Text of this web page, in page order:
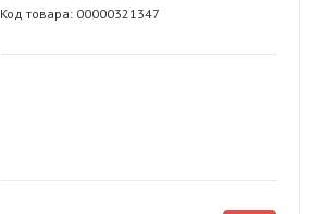
Код товара: 00000321347